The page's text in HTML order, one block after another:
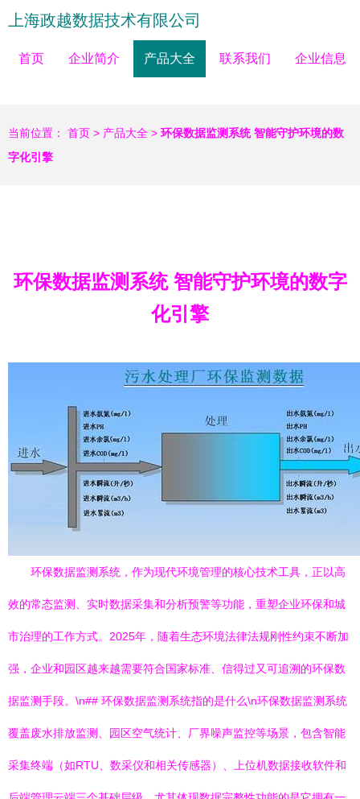
上海政越数据技术有限公司
首页 企业简介 产品大全 联系我们 企业信息
当前位置： 首页 > 产品大全 > 环保数据监测系统 智能守护环境的数
字化引擎
环保数据监测系统 智能守护环境的数字
化引擎
环保数据监测系统，作为现代环境管理的核心技术工具，正以高
效的常态监测、实时数据采集和分析预警等功能，重塑企业环保和城
市治理的工作方式。2025年，随着生态环境法律法规刚性约束不断加
强，企业和园区越来越需要符合国家标准、信得过又可追溯的环保数
据监测手段。\n## 环保数据监测系统指的是什么\n环保数据监测系统
覆盖废水排放监测、园区空气统计、厂界噪声监控等场景，包含智能
采集终端（如RTU、数采仪和相关传感器）、上位机数据接收软件和